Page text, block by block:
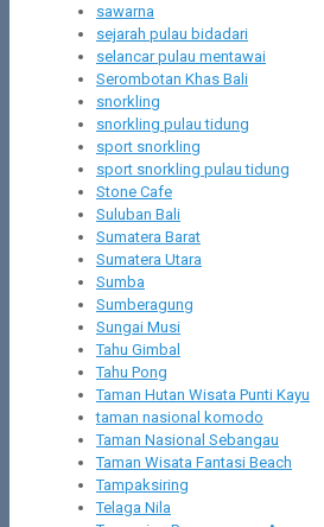
sawarna
sejarah pulau bidadari
selancar pulau mentawai
Serombotan Khas Bali
snorkling
snorkling pulau tidung
sport snorkling
sport snorkling pulau tidung
Stone Cafe
Suluban Bali
Sumatera Barat
Sumatera Utara
Sumba
Sumberagung
Sungai Musi
Tahu Gimbal
Tahu Pong
Taman Hutan Wisata Punti Kayu
taman nasional komodo
Taman Nasional Sebangau
Taman Wisata Fantasi Beach
Tampaksiring
Telaga Nila